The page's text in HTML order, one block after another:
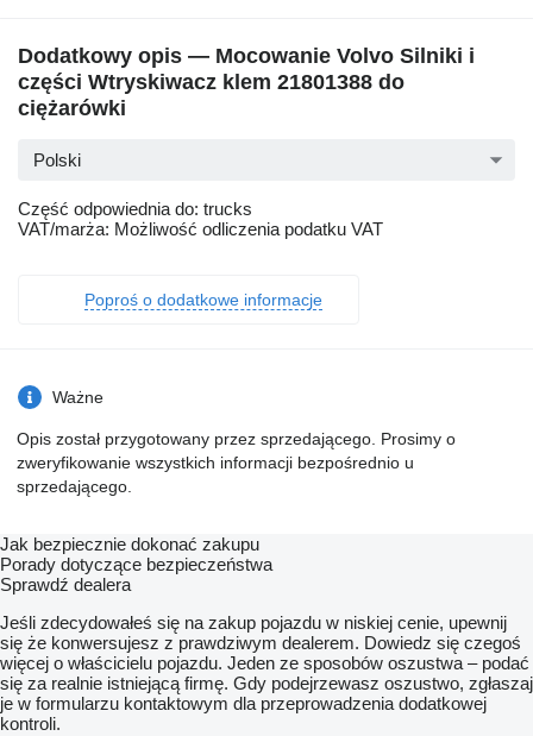
Dodatkowy opis — Mocowanie Volvo Silniki i
części Wtryskiwacz klem 21801388 do
ciężarówki
Polski
Część odpowiednia do: trucks
VAT/marża: Możliwość odliczenia podatku VAT
Poproś o dodatkowe informacje
Ważne
Opis został przygotowany przez sprzedającego. Prosimy o
zweryfikowanie wszystkich informacji bezpośrednio u
sprzedającego.
Jak bezpiecznie dokonać zakupu
Porady dotyczące bezpieczeństwa
Sprawdź dealera
Jeśli zdecydowałeś się na zakup pojazdu w niskiej cenie, upewnij
się że konwersujesz z prawdziwym dealerem. Dowiedz się czegoś
więcej o właścicielu pojazdu. Jeden ze sposobów oszustwa – podać
się za realnie istniejącą firmę. Gdy podejrzewasz oszustwo, zgłaszaj
je w formularzu kontaktowym dla przeprowadzenia dodatkowej
kontroli.